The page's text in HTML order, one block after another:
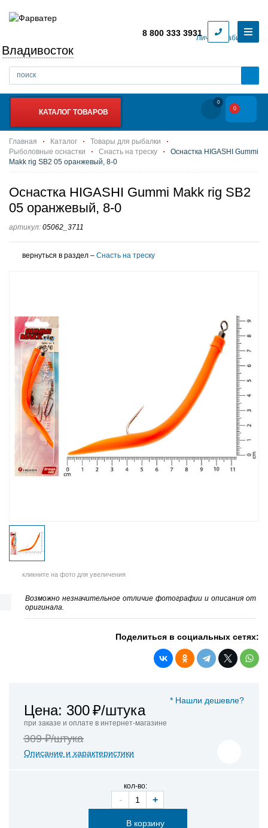
Личный кабинет
Владивосток
8 800 333 3931
КАТАЛОГ ТОВАРОВ
0
0
Главная Каталог
Товары для рыбалки
Рыболовные оснастки
Снасть на треску
Оснастка HIGASHI Gummi
Makk rig SB2 05 оранжевый, 8-0
Оснастка HIGASHI Gummi Makk rig SB2
05 оранжевый, 8-0
артикул: 05062_3711
вернуться в раздел – Снасть на треску
кликните на фото для увеличения
Возможно незначительное отличие фотографии и описания от
оригинала.
Поделиться в социальных сетях:
* Нашли дешевле?
Цена: 300₽/штука
при заказе и оплате в интернет-магазине
309 ₽/штука
Описание и характеристики
кол-во:
- +